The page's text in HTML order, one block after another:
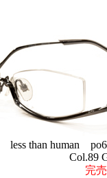
less than human
Col.89
完売